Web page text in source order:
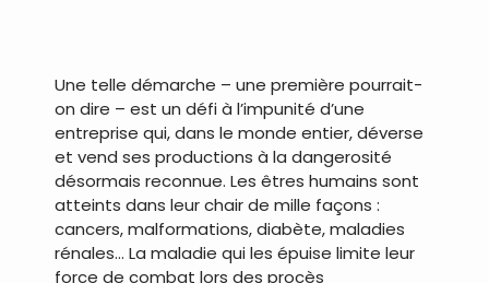
Une telle démarche – une première pourrait-
on dire – est un défi à l’impunité d’une
entreprise qui, dans le monde entier, déverse
et vend ses productions à la dangerosité
désormais reconnue. Les êtres humains sont
atteints dans leur chair de mille façons :
cancers, malformations, diabète, maladies
rénales… La maladie qui les épuise limite leur
force de combat lors des procès